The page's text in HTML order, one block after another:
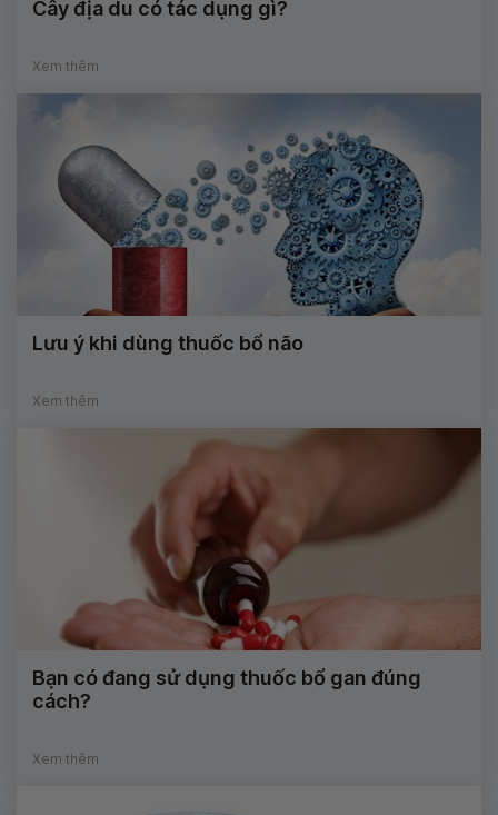
Cây địa du có tác dụng gì?
Xem thêm
Lưu ý khi dùng thuốc bổ não
Xem thêm
Bạn có đang sử dụng thuốc bổ gan đúng
cách?
Xem thêm